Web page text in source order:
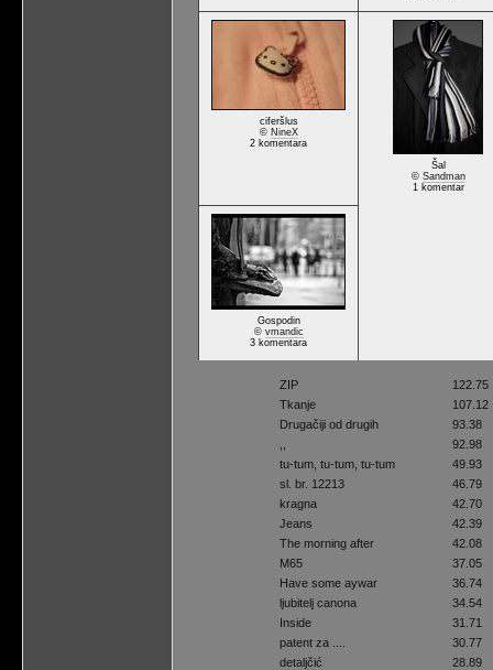
ciferšlus
© NineX
2 komentara
Šal
© Sandman
1 komentar
Gospodin
© vmandic
3 komentara
ZIP
122.75
Tkanje
107.12
Drugačiji od drugih
93.38
92.98
tu-tum, tu-tum, tu-tum
49.93
sl. br. 12213
46.79
kragna
42.70
Jeans
42.39
The morning after
42.08
M65
37.05
Have some aywar
36.74
ljubitelj canona
34.54
Inside
31.71
patent za ....
30.77
detaljčić
28.89